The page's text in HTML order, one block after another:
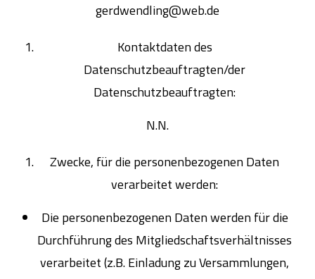
gerdwendling@web.de
Kontaktdaten des
Datenschutzbeauftragten/der
Datenschutzbeauftragten:
N.N.
Zwecke, für die personenbezogenen Daten
verarbeitet werden:
Die personenbezogenen Daten werden für die
Durchführung des Mitgliedschaftsverhältnisses
verarbeitet (z.B. Einladung zu Versammlungen,